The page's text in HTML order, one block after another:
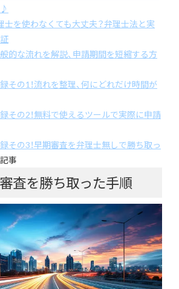
士を使わなくても大丈夫？弁理士法と実
的な流れを解説、申請期間を短縮する方
その1！流れを整理、何にどれだけ時間が
その2！無料で使えるツールで実際に申請
その3！早期審査を弁理士無しで勝ち取っ
事
査を勝ち取った手順